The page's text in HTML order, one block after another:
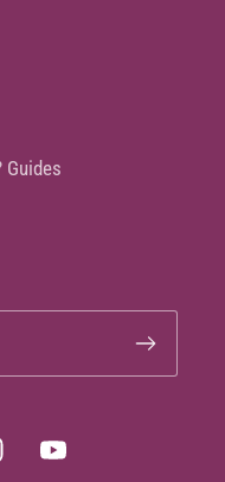
Guides
YouTube